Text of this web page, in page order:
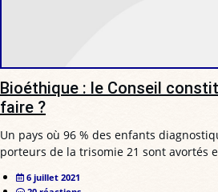
Bioéthique : le Conseil
faire ?
Un pays où 96 % des enfants
porteurs de la trisomie 21 sont avortés
6 juillet 2021